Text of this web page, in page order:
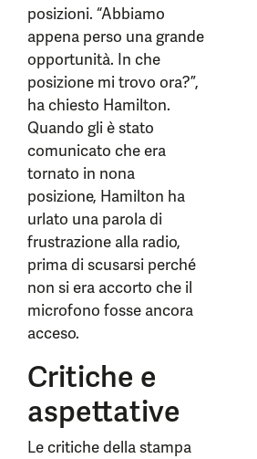
posizioni. “Abbiamo
appena perso una grande
opportunità. In che
posizione mi trovo ora?”,
ha chiesto Hamilton.
Quando gli è stato
comunicato che era
tornato in nona
posizione, Hamilton ha
urlato una parola di
frustrazione alla radio,
prima di scusarsi perché
non si era accorto che il
microfono fosse ancora
acceso.
Critiche e
aspettative
Le critiche della stampa